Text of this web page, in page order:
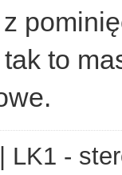
to
| LK1 -